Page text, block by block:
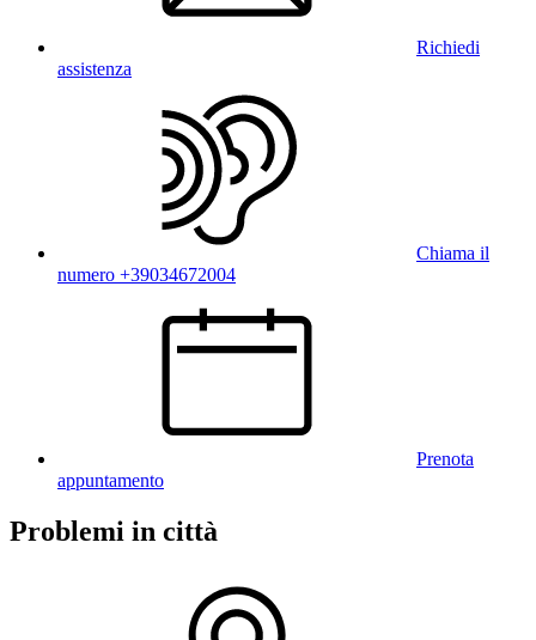
Richiedi
assistenza
Chiama il
numero +39034672004
Prenota
appuntamento
Problemi in città